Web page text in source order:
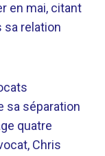
en mai, citant
sa relation
sa séparation
quatre
Chris